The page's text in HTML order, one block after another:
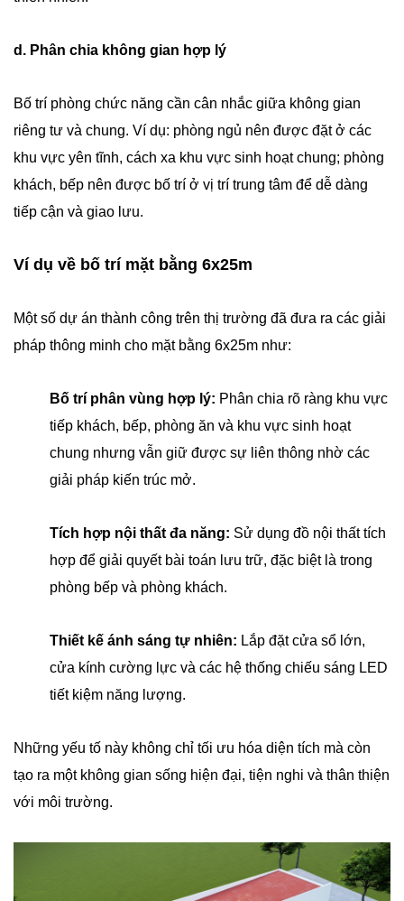
d. Phân chia không gian hợp lý
Bố trí phòng chức năng cần cân nhắc giữa không gian
riêng tư và chung. Ví dụ: phòng ngủ nên được đặt ở các
khu vực yên tĩnh, cách xa khu vực sinh hoạt chung; phòng
khách, bếp nên được bố trí ở vị trí trung tâm để dễ dàng
tiếp cận và giao lưu.
Ví dụ về bố trí mặt bằng 6x25m
Một số dự án thành công trên thị trường đã đưa ra các giải
pháp thông minh cho mặt bằng 6x25m như:
Bố trí phân vùng hợp lý: Phân chia rõ ràng khu vực
tiếp khách, bếp, phòng ăn và khu vực sinh hoạt
chung nhưng vẫn giữ được sự liên thông nhờ các
giải pháp kiến trúc mở.
Tích hợp nội thất đa năng: Sử dụng đồ nội thất tích
hợp để giải quyết bài toán lưu trữ, đặc biệt là trong
phòng bếp và phòng khách.
Thiết kế ánh sáng tự nhiên: Lắp đặt cửa sổ lớn,
cửa kính cường lực và các hệ thống chiếu sáng LED
tiết kiệm năng lượng.
Những yếu tố này không chỉ tối ưu hóa diện tích mà còn
tạo ra một không gian sống hiện đại, tiện nghi và thân thiện
với môi trường.